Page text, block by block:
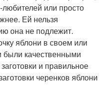
любителей или просто
Ей нельзя
она не подлежит.
яблони в своем или
были качественными
и правильное
черенков яблони